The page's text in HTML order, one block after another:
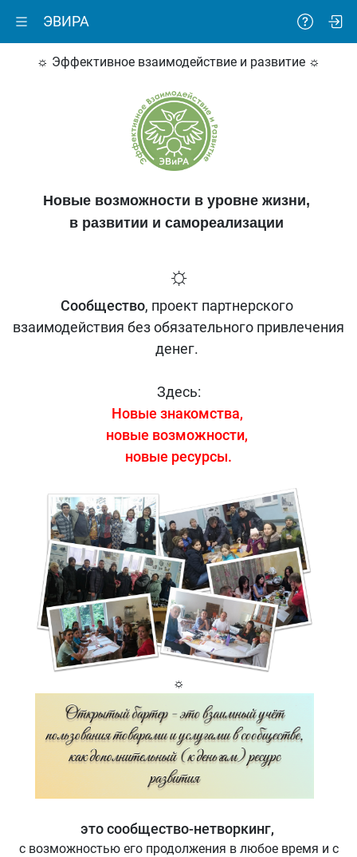
ЭВИРА
☼ Эффективное взаимодействие и развитие ☼
Новые возможности в уровне жизни,
в развитии и самореализации
☼
Сообщество, проект партнерского
взаимодействия без обязательного привлечения
денег.
Здесь:
Новые знакомства,
новые возможности,
новые ресурсы.
☼
это сообщество-нетворкинг,
с возможностью его продолжения в любое время и с